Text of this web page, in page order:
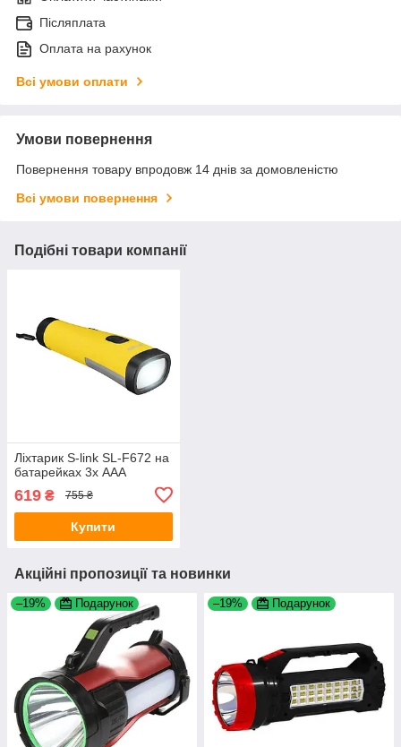
Післяплата
Оплата на рахунок
Всі умови оплати
Умови повернення
Повернення товару впродовж 14 днів за домовленістю
Всі умови повернення
Подібні товари компанії
Ліхтарик S-link SL-F672 на
батарейках 3х AAA
619 ₴ 755 ₴
Купити
Акційні пропозиції та новинки
–19% Подарунок –19% Подарунок